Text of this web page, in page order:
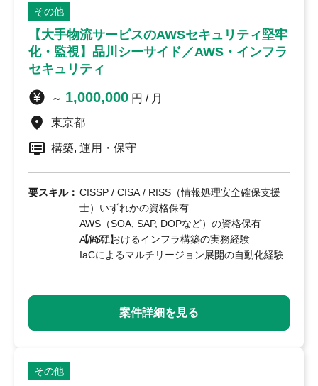
その他
【大手物流サービスのAWSセキュリティ堅牢
化・監視】品川シーサイド／AWS・インフラ
セキュリティ
～ 1,000,000 円 / 月
東京都
構築, 運用・保守
要スキル： CISSP / CISA / RISS（情報処理安全確保支援
士）いずれかの資格保有
AWS（SOA, SAP, DOPなど）の資格保有
AWSにおけるインフラ構築の実務経験
【尚可】
IaCによるマルチリージョン展開の自動化経験
案件詳細を見る
その他